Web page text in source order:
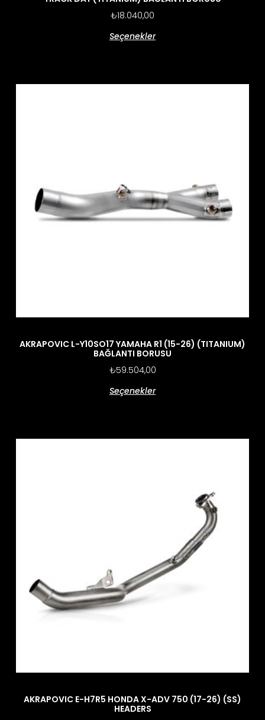
₺18.040,00
Seçenekler
AKRAPOVIC L-Y10SO17 YAMAHA R1 (15-26) (TITANIUM)
BAĞLANTI BORUSU
₺59.504,00
Seçenekler
AKRAPOVIC E-H7R5 HONDA X-ADV 750 (17-26) (SS)
HEADERS